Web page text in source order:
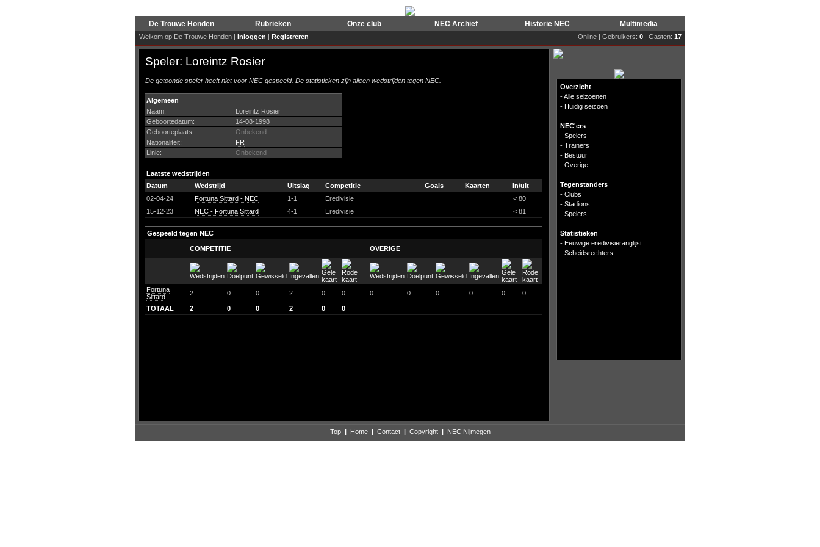
De Trouwe Honden Rubrieken Onze club NEC Archief Historie NEC Multimedia
Welkom op De Trouwe Honden | Inloggen | Registreren Online | Gebruikers: 0 | Gasten: 17
Speler: Loreintz Rosier
De getoonde speler heeft niet voor NEC gespeeld. De statistieken zijn alleen wedstrijden tegen NEC.
Algemeen
Naam:
Loreintz Rosier
Geboortedatum:
14-08-1998
Geboorteplaats:
Onbekend
Nationaliteit:
FR
Linie:
Onbekend
Laatste wedstrijden
Datum
Wedstrijd Uitslag Competitie Goals Kaarten
In/uit
02-04-24
Fortuna Sittard - NEC 1-1 Eredivisie
< 80
15-12-23
NEC - Fortuna Sittard 4-1 Eredivisie < 81
Gespeeld tegen NEC
COMPETITIE OVERIGE
Fortuna
Sittard
2 0 0 2 0 0 0 0 0 0 0 0
TOTAAL 2 0 0 2 0 0
Overzicht
-Alle seizoenen
- Huidig seizoen
NEC'ers
- Spelers
- Trainers
- Bestuur
- Overige
Tegenstanders
- Clubs
- Stadions
- Spelers
Statistieken
- Eeuwige eredivisieranglijst
- Scheidsrechters
Top | Home | Contact | Copyright | NEC Nijmegen